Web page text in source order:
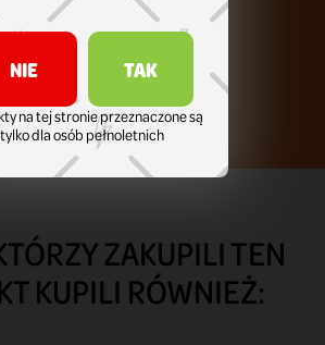
napisze recenzję !
ZAKUPILI TEN
KUPILI RÓWNIEŻ:
NIE TAK
na tej stronie przeznaczone są
tylko dla osób pełnoletnich